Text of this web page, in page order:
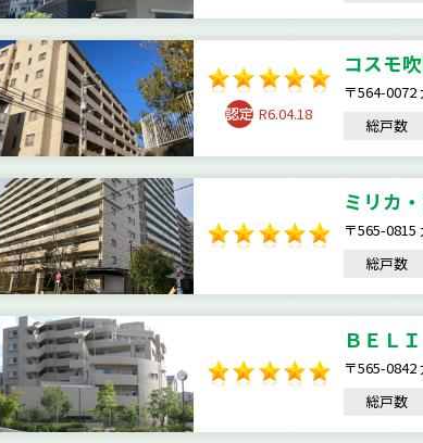
R6.04.18
コスモ
〒564-0072
総戸数
ミリカ
〒565-0815
総戸数
ＢＥＬ
〒565-0842
総戸数